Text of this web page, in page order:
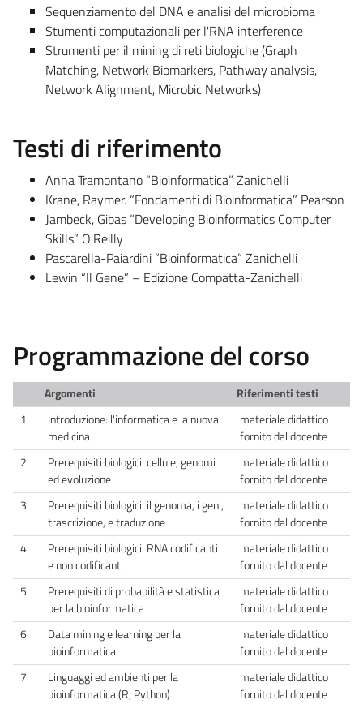
Sequenziamento del DNA e analisi del microbioma
Stumenti computazionali per l'RNA interference
Strumenti per il mining di reti biologiche (Graph
Matching, Network Biomarkers, Pathway analysis,
Network Alignment, Microbic Networks)
Testi di riferimento
Anna Tramontano “Bioinformatica” Zanichelli
Krane, Raymer. “Fondamenti di Bioinformatica” Pearson
Jambeck, Gibas “Developing Bioinformatics Computer
Skills” O'Reilly
Pascarella-Paiardini “Bioinformatica” Zanichelli
Lewin “Il Gene” – Edizione Compatta-Zanichelli
Programmazione del corso
Argomenti
Riferimenti testi
1
Introduzione: l'informatica e la nuova
medicina
materiale didattico
fornito dal docente
2
Prerequisiti biologici: cellule, genomi
ed evoluzione
materiale didattico
fornito dal docente
3
Prerequisiti biologici: il genoma, i geni,
trascrizione, e traduzione
materiale didattico
fornito dal docente
4
Prerequisiti biologici: RNA codificanti
e non codificanti
materiale didattico
fornito dal docente
5
Prerequisiti di probabilità e statistica
per la bioinformatica
materiale didattico
fornito dal docente
6
Data mining e learning per la
bioinformatica
materiale didattico
fornito dal docente
7
Linguaggi ed ambienti per la
bioinformatica (R, Python)
materiale didattico
fornito dal docente